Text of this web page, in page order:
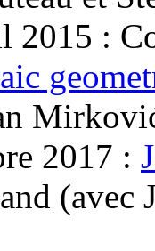
2015 :
2017 :
(avec